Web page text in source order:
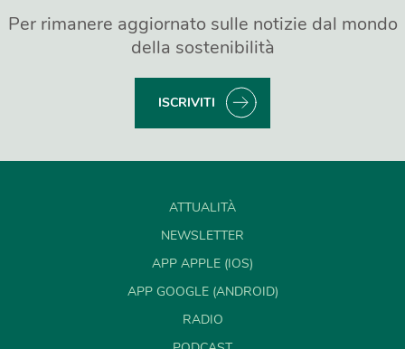
Per rimanere aggiornato sulle notizie dal mondo
della sostenibilità
ISCRIVITI
ATTUALITÀ
NEWSLETTER
APP APPLE (IOS)
APP GOOGLE (ANDROID)
RADIO